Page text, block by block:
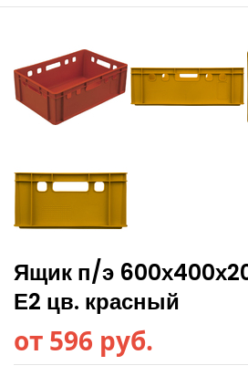
Ящик п/э
Е2 цв. красный
от 596 руб.